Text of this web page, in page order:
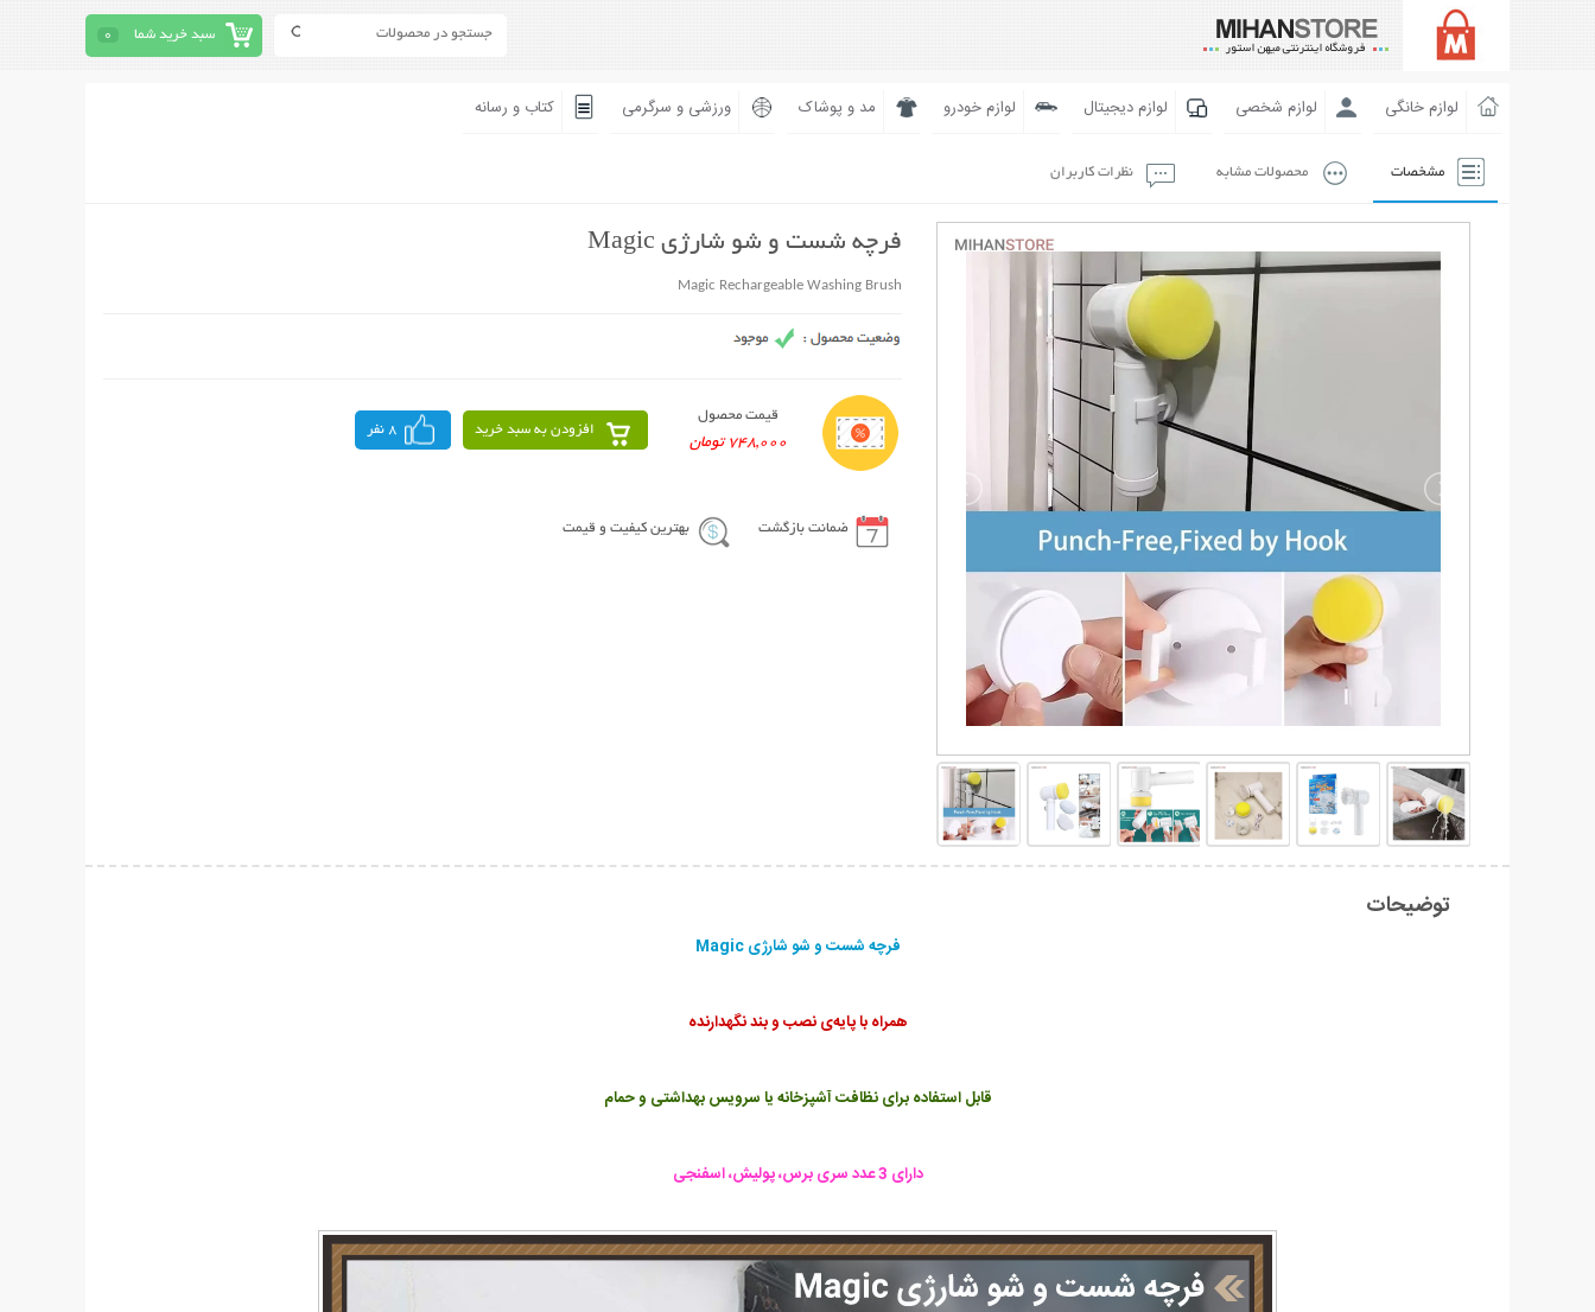
سبد خرید شما 0
لوازم خانگی لوازم شخصی لوازم دیجیتال لوازم خودرو مد و پوشاک ورزشی و سرگرمی کتاب و رسانه
مشخصات محصولات مشابه نظرات کاربران
فرچه شست و شو شارژی Magic
Magic Rechargeable Washing Brush
قیمت محصول
748,000 تومان
افزودن به سبد خرید 8 نفر
ضمانت بازگشت بهترین کیفیت و قیمت
توضیحات
فرچه شست و شو شارژی Magic
همراه با پایه‌ی نصب و بند نگهدارنده
قابل استفاده برای نظافت آشپزخانه یا سرویس بهداشتی و حمام
دارای 3 عدد سری برس، پولیش، اسفنجی